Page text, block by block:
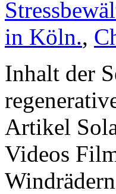
in Köln.,
Inhalt der
Artikel
Videos
Windrädern